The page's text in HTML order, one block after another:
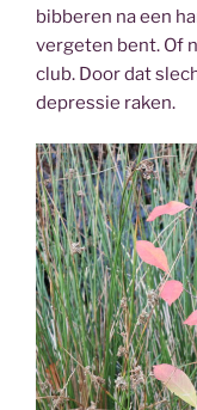
bibberen na een
vergeten bent. Of
club. Door dat
depressie raken.